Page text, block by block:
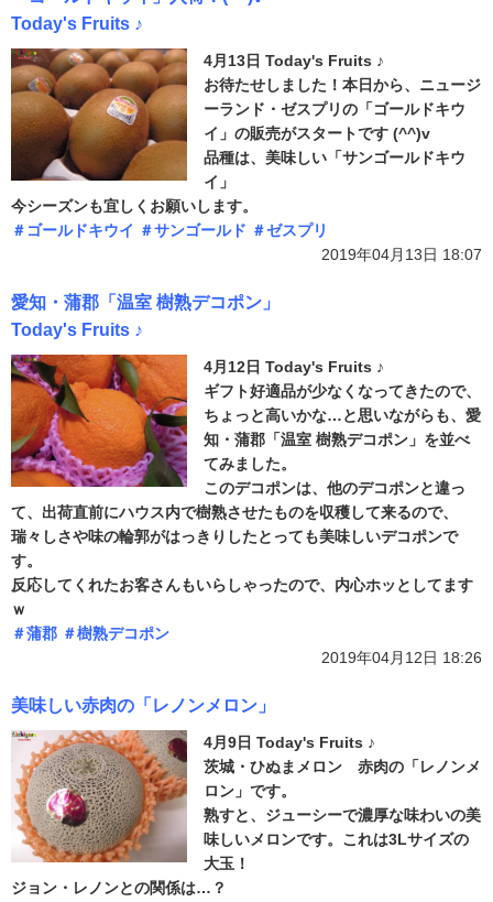
Today's Fruits ♪
4月13日 Today's Fruits ♪
お待たせしました！本日から、ニュージ
ーランド・ゼスプリの「ゴールドキウ
イ」の販売がスタートです (^^)v
品種は、美味しい「サンゴールドキウ
イ」
今シーズンも宜しくお願いします。
＃ゴールドキウイ ＃サンゴールド ＃ゼスプリ
2019年04月13日 18:07
愛知・蒲郡「温室 樹熟デコポン」
Today's Fruits ♪
4月12日 Today's Fruits ♪
ギフト好適品が少なくなってきたので、
ちょっと高いかな…と思いながらも、愛
知・蒲郡「温室 樹熟デコポン」を並べ
てみました。
このデコポンは、他のデコポンと違っ
て、出荷直前にハウス内で樹熟させたものを収穫して来るので、
瑞々しさや味の輪郭がはっきりしたとっても美味しいデコポンで
す。
反応してくれたお客さんもいらしゃったので、内心ホッとしてます
ｗ
＃蒲郡 ＃樹熟デコポン
2019年04月12日 18:26
美味しい赤肉の「レノンメロン」
4月9日 Today's Fruits ♪
茨城・ひぬまメロン 赤肉の「レノンメ
ロン」です。
熟すと、ジューシーで濃厚な味わいの美
味しいメロンです。これは3Lサイズの
大玉！
ジョン・レノンとの関係は…？